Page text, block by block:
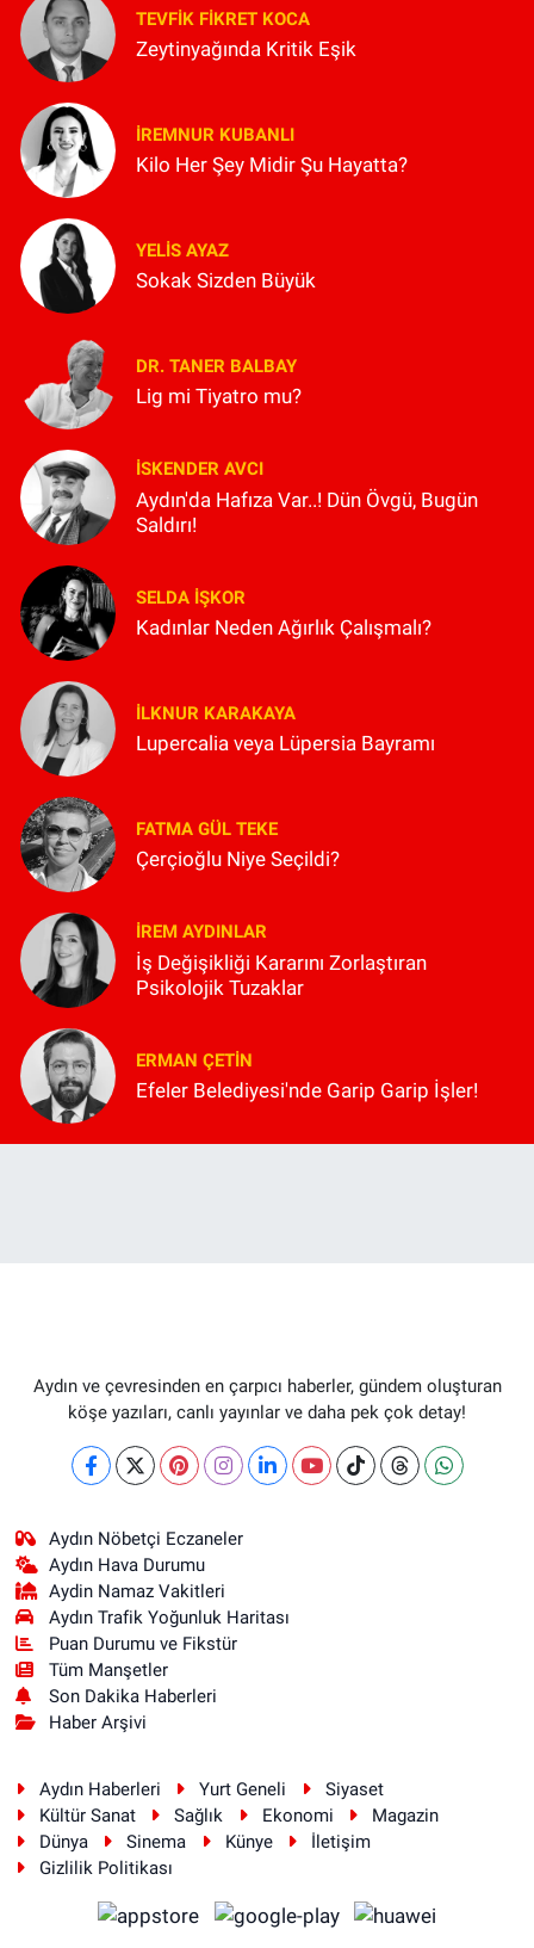
TEVFIK FIKRET KOCA
Zeytinyağında Kritik Eşik
İREMNUR KUBANLI
Kilo Her Şey Midir Şu Hayatta?
YELIS AYAZ
Sokak Sizden Büyük
DR. TANER BALBAY
Lig mi Tiyatro mu?
İSKENDER AVCI
Aydın'da Hafıza Var..! Dün Övgü, Bugün
Saldırı!
SELDA İŞKOR
Kadınlar Neden Ağırlık Çalışmalı?
İLKNUR KARAKAYA
Lupercalia veya Lüpersia Bayramı
FATMA GÜL TEKE
Çerçioğlu Niye Seçildi?
İREM AYDINLAR
İş Değişikliği Kararını Zorlaştıran
Psikolojik Tuzaklar
ERMAN ÇETIN
Efeler Belediyesi'nde Garip Garip İşler!
Aydın ve çevresinden en çarpıcı haberler, gündem oluşturan
köşe yazıları, canlı yayınlar ve daha pek çok detay!
Aydın Nöbetçi Eczaneler
Aydın Hava Durumu
Aydin Namaz Vakitleri
Aydın Trafik Yoğunluk Haritası
Puan Durumu ve Fikstür
Tüm Manşetler
Son Dakika Haberleri
Haber Arşivi
Aydın Haberleri Yurt Geneli
Siyaset
Kültür Sanat
Sağlık Ekonomi
Magazin
Dünya
Sinema Künye
İletişim
Gizlilik Politikası